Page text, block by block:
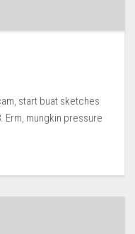
start buat sketches
Erm, mungkin pressure